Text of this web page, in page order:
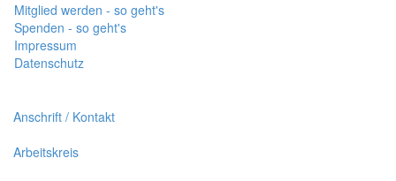
Mitglied werden - so geht's
Spenden - so geht's
Impressum
Datenschutz
Anschrift / Kontakt
Arbeitskreis